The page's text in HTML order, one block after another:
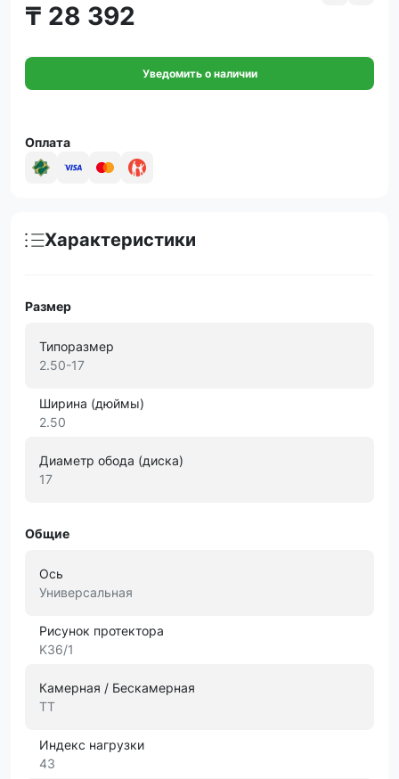
₸ 28 392
Уведомить о наличии
Оплата
Характеристики
Размер
Типоразмер
2.50-17
Ширина (дюймы)
2.50
Диаметр обода (диска)
17
Общие
Ось
Универсальная
Рисунок протектора
K36/1
Камерная / Бескамерная
TT
Индекс нагрузки
43